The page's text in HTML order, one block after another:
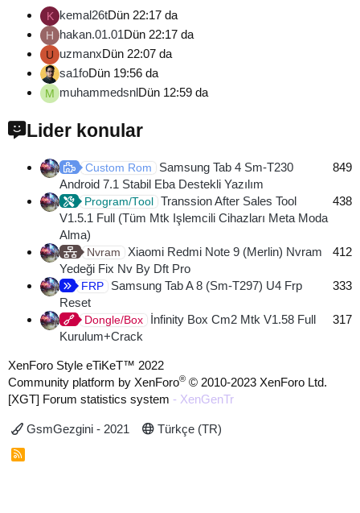
K kemal26tDün 22:17 da
H hakan.01.01Dün 22:17 da
U uzmanxDün 22:07 da
sa1foDün 19:56 da
M muhammedsnlDün 12:59 da
Lider konular
Custom Rom
Samsung Tab 4 Sm-T230
Android 7.1 Stabil Eba Destekli Yazılım
849
Program/Tool Transsion After Sales Tool
V1.5.1 Full (Tüm Mtk Işlemcili Cihazları Meta Moda
Alma)
438
Nvram
Xiaomi Redmi Note 9 (Merlin) Nvram
Yedeği Fix Nv By Dft Pro
412
FRP
Samsung Tab A 8 (Sm-T297) U4 Frp
Reset
333
Dongle/Box
İnfinity Box Cm2 Mtk V1.58 Full
Kurulum+Crack
317
XenForo Style eTiKeT™ 2022
Community platform by XenForo® © 2010-2023 XenForo Ltd.
[XGT] Forum statistics system - XenGenTr
GsmGezgini - 2021 Türkçe (TR)
R